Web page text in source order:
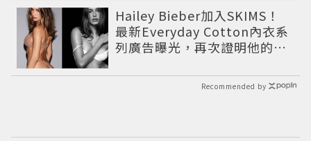
Hailey Bieber加入SKIMS！
最新Everyday Cotton內衣系
列廣告曝光，再次證明他的帶
Recommended by